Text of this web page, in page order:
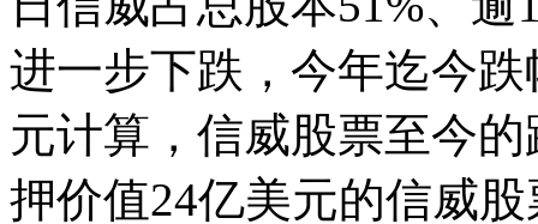
进一步下跌，今年迄今
元计算，信威股票至今
押价值24亿美元的信威